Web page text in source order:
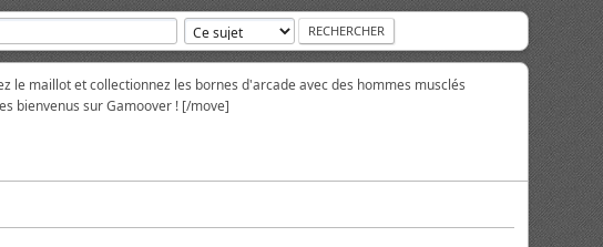
le maillot et collectionnez les bornes d'arcade avec des hommes musclés
bienvenus sur Gamoover ! [/move]